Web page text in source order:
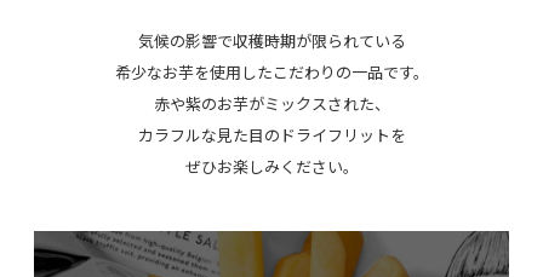
気候の影響で収穫時期が限られている
希少なお芋を使用したこだわりの一品です。
赤や紫のお芋がミックスされた、
カラフルな見た目のドライフリットを
ぜひお楽しみください。